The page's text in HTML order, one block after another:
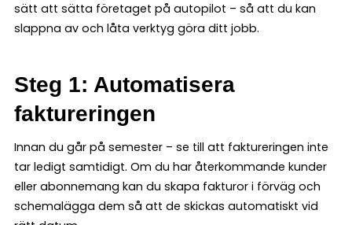
sätt att sätta företaget på autopilot – så att du kan
slappna av och låta verktyg göra ditt jobb.
Steg 1: Automatisera
faktureringen
Innan du går på semester – se till att faktureringen inte
tar ledigt samtidigt. Om du har återkommande kunder
eller abonnemang kan du skapa fakturor i förväg och
schemalägga dem så att de skickas automatiskt vid